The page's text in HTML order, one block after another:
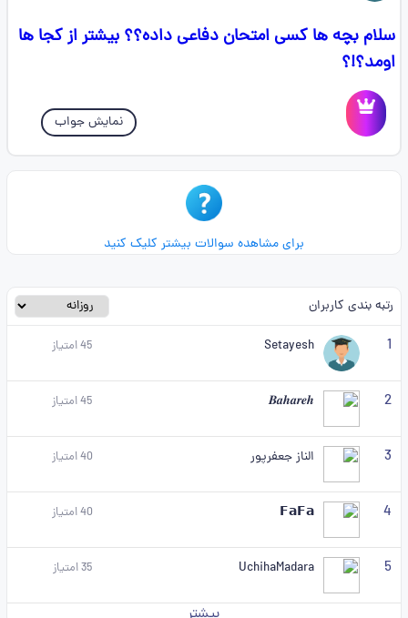
سلام بچه ها کسی امتحان دفاعی داده؟؟ بیشتر از کجا ها
اومد؟!؟
نمایش جواب
برای مشاهده سوالات بیشتر کلیک کنید
رتبه بندی کاربران
1
Setayesh
45امتیاز
2
𝑩𝒂𝒉𝒂𝒓𝒆𝒉
45امتیاز
3 الناز جعفرپور 40امتیاز
4
𝗙𝗮𝗙𝗮
40امتیاز
5
UchihaMadara
35امتیاز